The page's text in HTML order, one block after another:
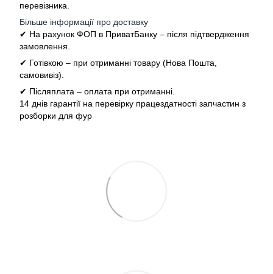
перевізника.
Більше інформації про доставку
✔ На рахунок ФОП в ПриватБанку – після підтвердження
замовлення.
✔ Готівкою – при отриманні товару (Нова Пошта,
самовивіз).
✔ Післяплата – оплата при отриманні.
14 днів гарантії на перевірку працездатності запчастин з
розборки для фур